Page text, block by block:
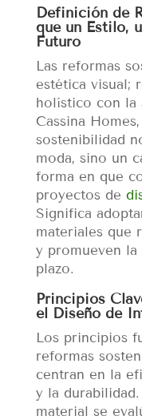
Definición de
que un Estilo,
Futuro
Las reformas
estética visual;
holístico con la
Cassina
sostenibilidad
moda, sino un
forma en que
proyectos de
Significa
materiales que
y promueven
plazo.
Principios
el Diseño de
Los principios
reformas
centran en la
y la
material se